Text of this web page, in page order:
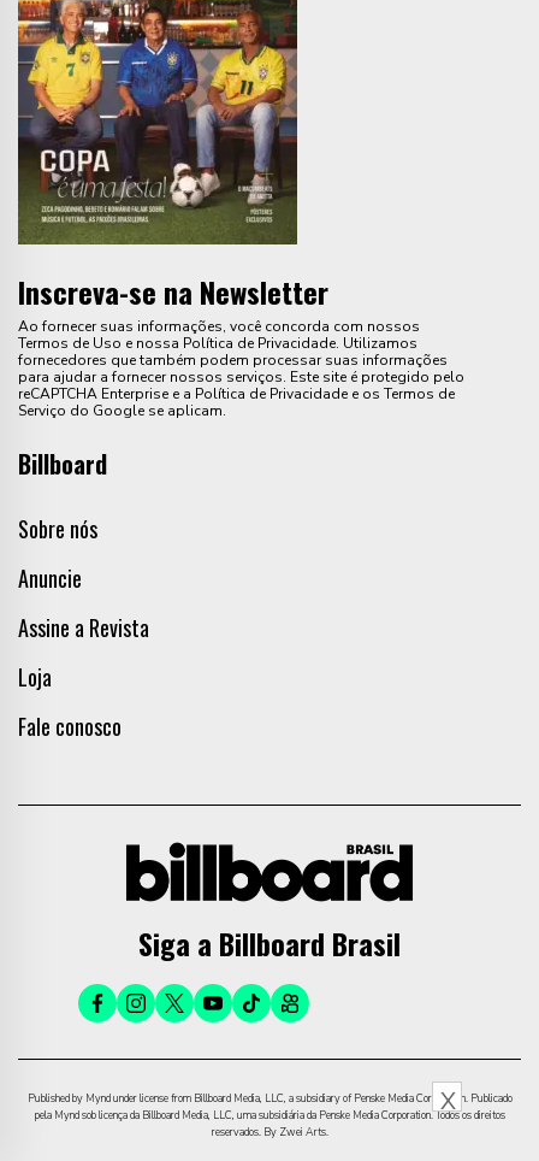
Inscreva-se na Newsletter
Ao fornecer suas informações, você concorda com nossos
Termos de Uso e nossa Política de Privacidade. Utilizamos
fornecedores que também podem processar suas informações
para ajudar a fornecer nossos serviços. Este site é protegido pelo
reCAPTCHA Enterprise e a Política de Privacidade e os Termos de
Serviço do Google se aplicam.
Billboard
Sobre nós
Anuncie
Assine a Revista
Loja
Fale conosco
Siga a Billboard Brasil
Published by Mynd under license from Billboard Media, LLC, a subsidiary of Penske Media Corporation. Publicado
pela Mynd sob licença da Billboard Media, LLC, uma subsidiária da Penske Media Corporation. Todos os direitos
reservados. By Zwei Arts.
X